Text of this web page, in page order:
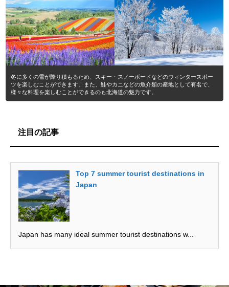
冬に多くの雪が降り積もるため、スキー・スノーボードなどのウィンタースポー
ツを楽しむことができます。また、鮭やカニなどの魚介類の産地として有名で、
様々な料理を楽しむことができるのも北海道の魅力です。
注目の記事
Top 7 summer tourist destinations in
Japan
Japan has many ideal summer tourist destinations w...